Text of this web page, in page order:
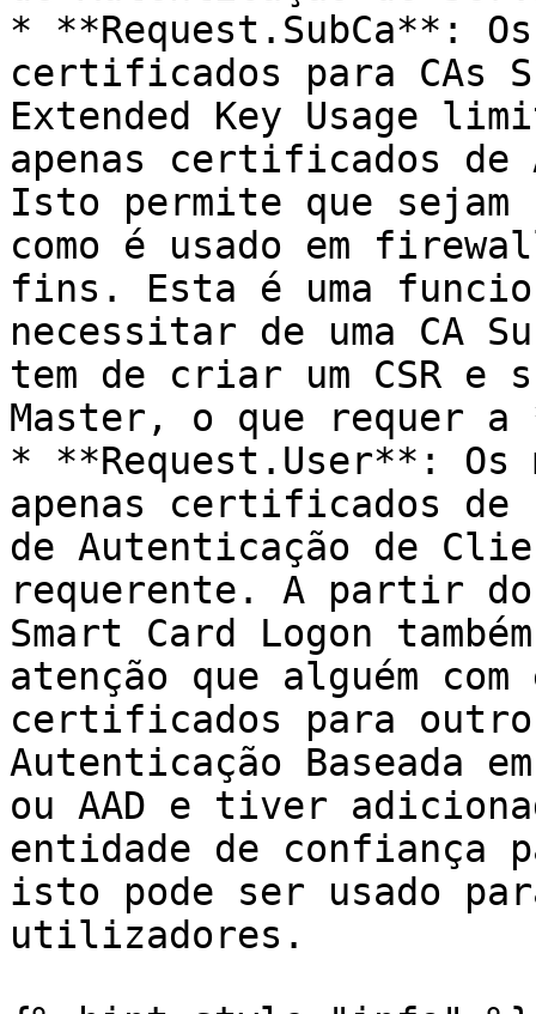
* **Request.SubCa**:
certificados para CAs
Extended Key Usage
apenas certificados de
Isto permite que sejam
como é usado em
fins. Esta é uma
necessitar de uma CA
tem de criar um CSR e
Master, o que requer
* **Request.User**: Os
apenas certificados
de Autenticação de
requerente. A partir do
Smart Card Logon
atenção que alguém
certificados para
Autenticação Baseada
ou AAD e tiver
entidade de confiança
isto pode ser usado
utilizadores.